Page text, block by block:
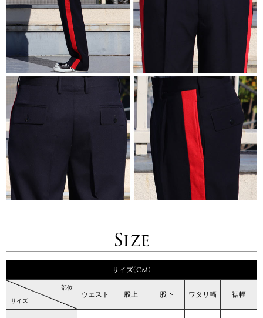
Size
サイズ(cm)
サイズ
部位
ウェスト 股上 股下 ワタリ幅 裾幅